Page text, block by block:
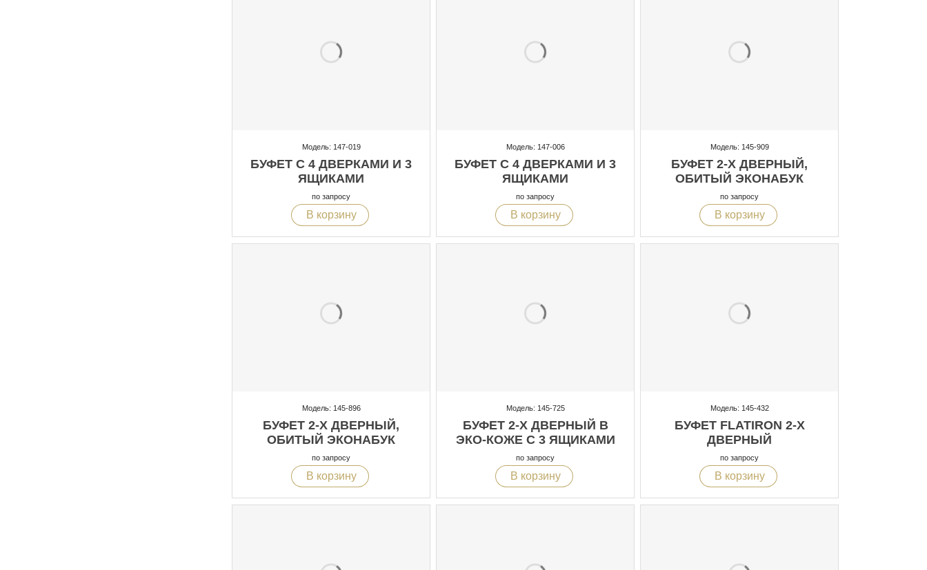
Модель: 147-019
БУФЕТ С 4 ДВЕРКАМИ И 3
ЯЩИКАМИ
по запросу
В корзину
Модель: 147-006
БУФЕТ С 4 ДВЕРКАМИ И 3
ЯЩИКАМИ
по запросу
В корзину
Модель: 145-909
БУФЕТ 2-Х ДВЕРНЫЙ,
ОБИТЫЙ ЭКОНАБУК
по запросу
В корзину
Модель: 145-896
БУФЕТ 2-Х ДВЕРНЫЙ,
ОБИТЫЙ ЭКОНАБУК
по запросу
В корзину
Модель: 145-725
БУФЕТ 2-Х ДВЕРНЫЙ В
ЭКО-КОЖЕ С 3 ЯЩИКАМИ
по запросу
В корзину
Модель: 145-432
БУФЕТ FLATIRON 2-Х
ДВЕРНЫЙ
по запросу
В корзину